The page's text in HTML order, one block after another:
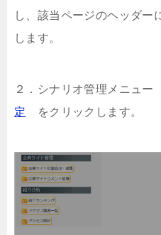
し、該当ページのヘッダー
します。
２．シナリオ管理メニュ
定 をクリックします。